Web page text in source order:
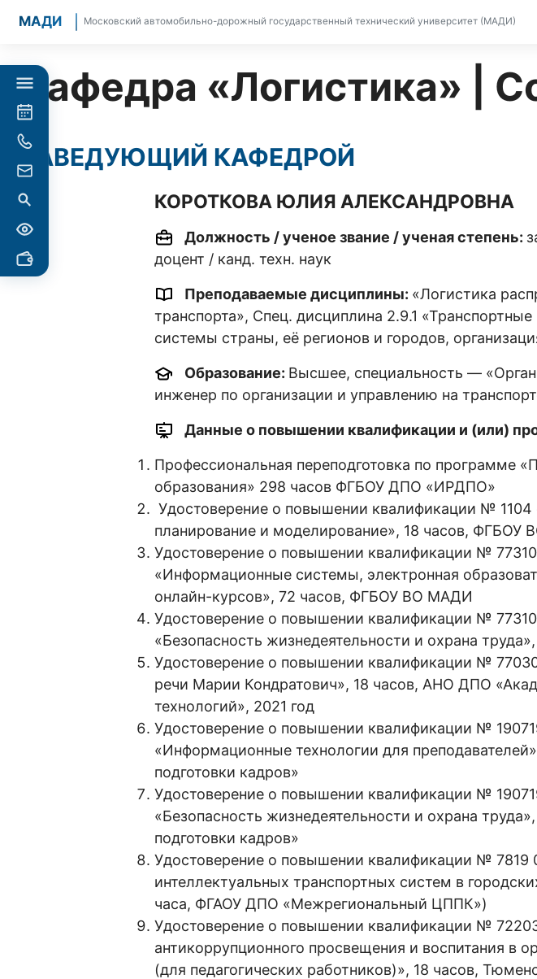
МАДИ Московский автомобильно-дорожный государственный технический университет (МАДИ)
Кафедра «Логистика» |
ЗАВЕДУЮЩИЙ КАФЕДРОЙ
КОРОТКОВА ЮЛИЯ АЛЕКСАНДРОВНА
Должность / ученое звание / ученая степень:
доцент / канд. техн. наук
Преподаваемые дисциплины: «Логистика
транспорта», Спец. дисциплина 2.9.1
системы страны, её регионов и городов,
Образование: Высшее, специальность —
инженер по организации и управлению на
Данные о повышении квалификации и (или)
Профессиональная переподготовка по программе
образования» 298 часов ФГБОУ ДПО «ИРДПО»
Удостоверение о повышении квалификации № 1104
планирование и моделирование», 18 часов, ФГБОУ
Удостоверение о повышении квалификации №
«Информационные системы, электронная
онлайн-курсов», 72 часов, ФГБОУ ВО МАДИ
Удостоверение о повышении квалификации №
«Безопасность жизнедеятельности и охрана
Удостоверение о повышении квалификации №
речи Марии Кондратович», 18 часов, АНО ДПО
технологий», 2021 год
Удостоверение о повышении квалификации №
«Информационные технологии для
подготовки кадров»
Удостоверение о повышении квалификации №
«Безопасность жизнедеятельности и охрана
подготовки кадров»
Удостоверение о повышении квалификации № 7819
интеллектуальных транспортных систем в
часа, ФГАОУ ДПО «Межрегиональный ЦППК»)
Удостоверение о повышении квалификации №
антикоррупционного просвещения и воспитания в
(для педагогических работников)», 18 часов,